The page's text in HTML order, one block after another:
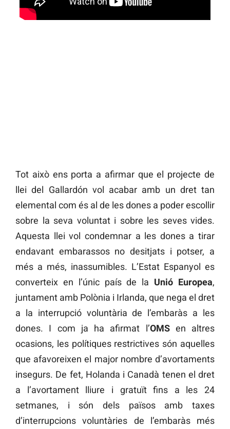
Tot això ens porta a afirmar que el projecte de
llei del Gallardón vol acabar amb un dret tan
elemental com és al de les dones a poder escollir
sobre la seva voluntat i sobre les seves vides.
Aquesta llei vol condemnar a les dones a tirar
endavant embarassos no desitjats i potser, a
més a més, inassumibles. L’Estat Espanyol es
converteix en l’únic país de la Unió Europea,
juntament amb Polònia i Irlanda, que nega el dret
a la interrupció voluntària de l’embaràs a les
dones. I com ja ha afirmat l’OMSen altres
ocasions, les polítiques restrictives són aquelles
que afavoreixen el major nombre d’avortaments
insegurs. De fet, Holanda i Canadà tenen el dret
a l’avortament lliure i gratuït fins a les 24
setmanes, i són dels països amb taxes
d’interrupcions voluntàries de l’embaràs més